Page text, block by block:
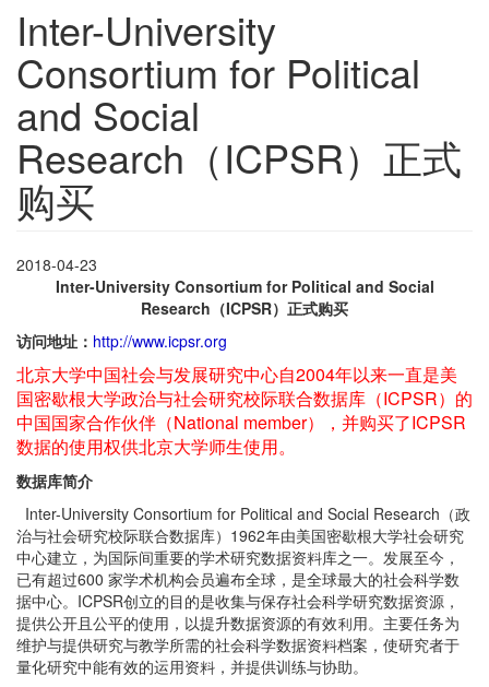
Inter-University
Consortium for Political
and Social
Research（ICPSR）正式
购买
2018-04-23
Inter-University Consortium for Political and Social
Research （ICPSR）正式购买
访问地址： http://www.icpsr.org
北京大学中国社会与发展研究中心自2004年以来一直是美
国密歇根大学政治与社会研究校际联合数据库（ICPSR）的
中国国家合作伙伴（National member），并购买了ICPSR
数据的使用权供北京大学师生使用。
数据库简介
Inter-University Consortium for Political and Social Research（政
治与社会研究校际联合数据库）1962年由美国密歇根大学社会研究
中心建立，为国际间重要的学术研究数据资料库之一。发展至今，
已有超过600 家学术机构会员遍布全球，是全球最大的社会科学数
据中心。ICPSR创立的目的是收集与保存社会科学研究数据资源，
提供公开且公平的使用，以提升数据资源的有效利用。主要任务为
维护与提供研究与教学所需的社会科学数据资料档案，使研究者于
量化研究中能有效的运用资料，并提供训练与协助。